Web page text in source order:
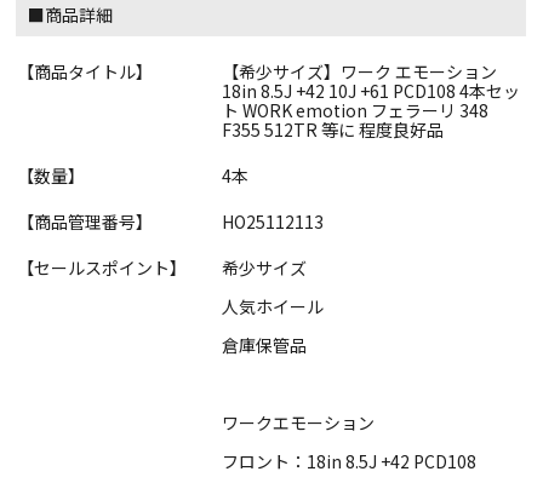
■商品詳細
【商品タイトル】
【希少サイズ】ワーク エモーション
18in 8.5J +42 10J +61 PCD108 4本セッ
ト WORK emotion フェラーリ 348
F355 512TR 等に 程度良好品
【数量】
4本
【商品管理番号】
HO25112113
【セールスポイント】
希少サイズ
人気ホイール
倉庫保管品
ワークエモーション
フロント：18in 8.5J +42 PCD108